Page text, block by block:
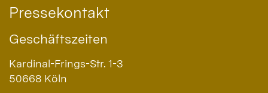
Pressekontakt
Geschäftszeiten
Kardinal-Frings-Str. 1-3
50668 Köln